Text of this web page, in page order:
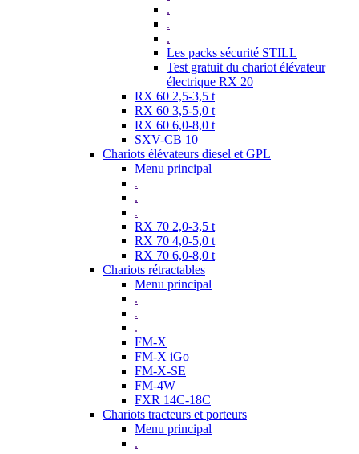
.
.
.
Les packs sécurité STILL
Test gratuit du chariot élévateur
électrique RX 20
RX 60 2,5-3,5 t
RX 60 3,5-5,0 t
RX 60 6,0-8,0 t
SXV-CB 10
Chariots élévateurs diesel et GPL
Menu principal
.
.
.
RX 70 2,0-3,5 t
RX 70 4,0-5,0 t
RX 70 6,0-8,0 t
Chariots rétractables
Menu principal
.
.
.
FM-X
FM-X iGo
FM-X-SE
FM-4W
FXR 14C-18C
Chariots tracteurs et porteurs
Menu principal
.